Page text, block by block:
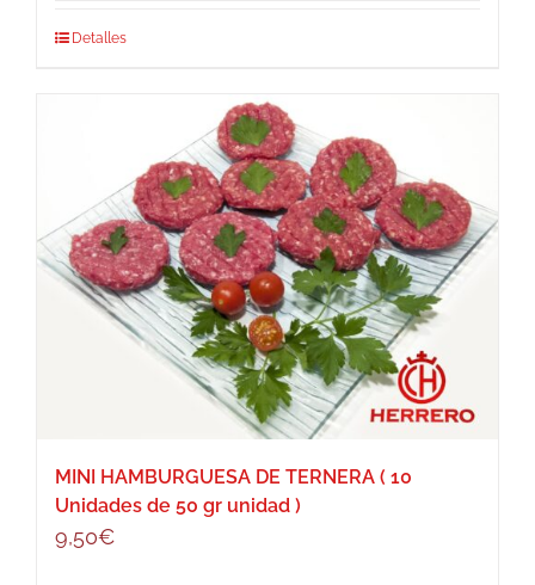
Detalles
MINI HAMBURGUESA DE TERNERA ( 10
Unidades de 50 gr unidad )
9,50€